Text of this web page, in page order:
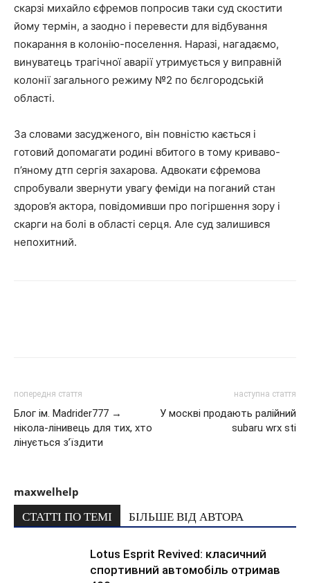
скарзі михайло єфремов попросив таки суд скостити
йому термін, а заодно і перевести для відбування
покарання в колонію-поселення. Наразі, нагадаємо,
винуватець трагічної аварії утримується у виправній
колонії загального режиму №2 по бєлгородській
області.
За словами засудженого, він повністю кається і
готовий допомагати родині вбитого в тому криваво-
п’яному дтп сергія захарова. Адвокати єфремова
спробували звернути увагу феміди на поганий стан
здоров’я актора, повідомивши про погіршення зору і
скарги на болі в області серця. Але суд залишився
непохитний.
попередня стаття
Блог ім. Madrider777 →
нікола-лінивець для тих, хто
лінується з’їздити
наступна стаття
У москві продають ралійний
subaru wrx sti
maxwelhelp
СТАТТІ ПО ТЕМІ БІЛЬШЕ ВІД АВТОРА
Lotus Esprit Revived: класичний
спортивний автомобіль отримав